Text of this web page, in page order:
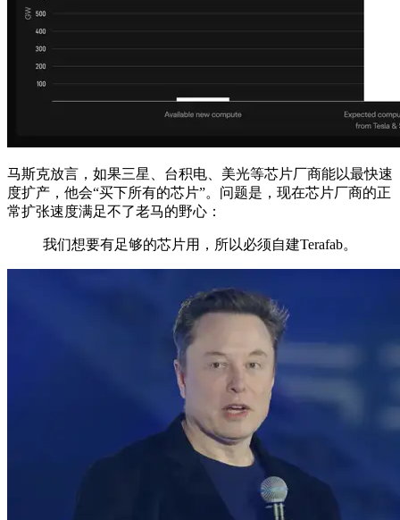
马斯克放言，如果三星、台积电、美光等芯片厂商能以最快速
度扩产，他会“买下所有的芯片”。问题是，现在芯片厂商的正
常扩张速度满足不了老马的野心：
我们想要有足够的芯片用，所以必须自建Terafab。